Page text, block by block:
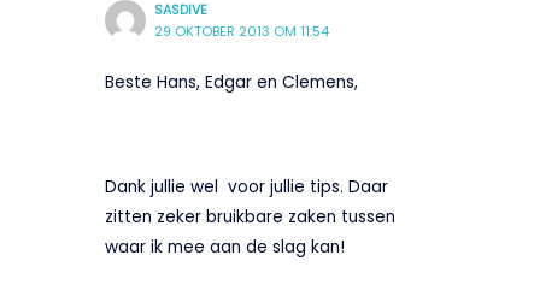
SASDIVE
29 OKTOBER 2013 OM 11:54
Beste Hans, Edgar en Clemens,
Dank jullie wel voor jullie tips. Daar
zitten zeker bruikbare zaken tussen
waar ik mee aan de slag kan!